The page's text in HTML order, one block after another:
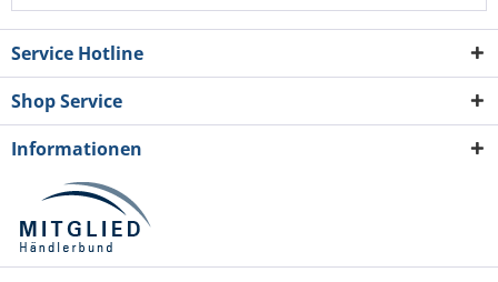
Service Hotline
Shop Service
Informationen